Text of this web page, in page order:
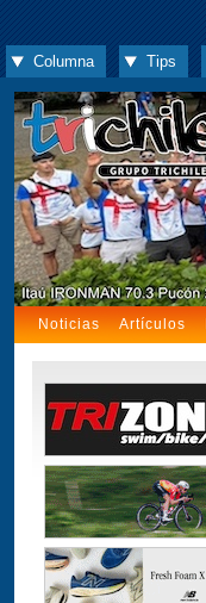
Columna Tips
Noticias Artículos